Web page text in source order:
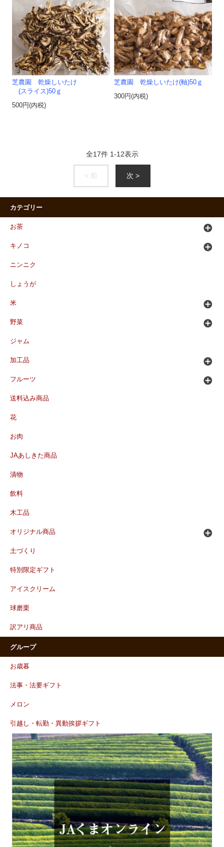
芝農園 乾燥しいたけ
(スライス)50ｇ
500円(内税)
芝農園 乾燥しいたけ(軸)50ｇ
300円(内税)
全17件 1-12表示
< 前 次 >
カテゴリー
お茶
キノコ
ニンニク
しょうが
米
野菜
ジャム
加工品
フルーツ
送料込み商品
花
お肉
JAあしきた商品
漬物
飲料
木工品
オリジナル商品
土づくり
特別限定ギフト
アイスクリーム
球磨栗
訳アリ商品
グループ
お歳暮
法事・法要ギフト
メロン
引越し・転勤・異動挨拶ギフト